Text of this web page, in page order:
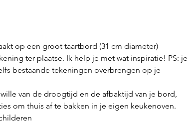
op een groot taartbord (31 cm diameter)
ter plaatse. Ik help je met wat inspiratie! PS: je
bestaande tekeningen overbrengen op je
van de droogtijd en de afbaktijd van je bord,
om thuis af te bakken in je eigen keukenoven.